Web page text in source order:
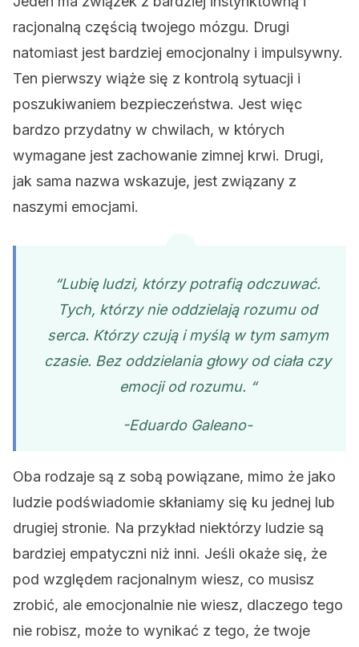
racjonalną częścią twojego mózgu. Drugi
natomiast jest bardziej emocjonalny i impulsywny.
Ten pierwszy wiąże się z kontrolą sytuacji i
poszukiwaniem bezpieczeństwa. Jest więc
bardzo przydatny w chwilach, w których
wymagane jest zachowanie zimnej krwi. Drugi,
jak sama nazwa wskazuje, jest związany z
naszymi emocjami.
“Lubię ludzi, którzy potrafią odczuwać.
Tych, którzy nie oddzielają rozumu od
serca. Którzy czują i myślą w tym samym
czasie. Bez oddzielania głowy od ciała czy
emocji od rozumu. “
-Eduardo Galeano-
Oba rodzaje są z sobą powiązane, mimo że jako
ludzie podświadomie skłaniamy się ku jednej lub
drugiej stronie. Na przykład niektórzy ludzie są
bardziej empatyczni niż inni. Jeśli okaże się, że
pod względem racjonalnym wiesz, co musisz
zrobić, ale emocjonalnie nie wiesz, dlaczego tego
nie robisz, może to wynikać z tego, że twoje